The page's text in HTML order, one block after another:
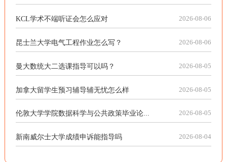
KCL学术不端听证会怎么应对 2026-08-06
昆士兰大学电气工程作业怎么写？ 2026-08-06
曼大数统大二选课指导可以吗？ 2026-08-05
加拿大留学生预习辅导辅无忧怎么样 2026-08-05
伦敦大学学院数据科学与公共政策毕业论... 2026-08-05
新南威尔士大学成绩申诉能指导吗 2026-08-04